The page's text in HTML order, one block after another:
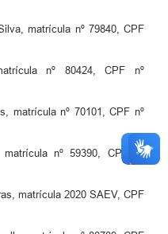
matrícula nº 79840, CPF
nº 80424, CPF nº
matrícula nº 70101, CPF nº
nº 59390, CPF nº
matrícula 2020 SAEV, CPF